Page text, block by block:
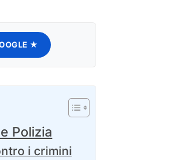
★
Polizia
i crimini